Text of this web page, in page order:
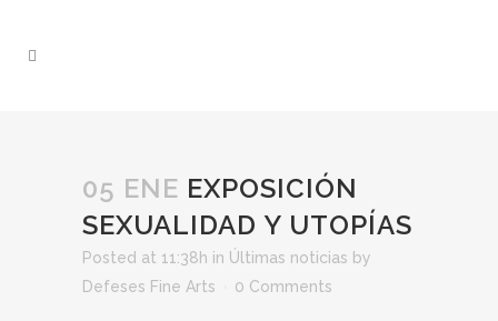
05 ENE EXPOSICIÓN
SEXUALIDAD Y UTOPÍAS
Posted at 11:38h in Últimas noticias by
Defeses Fine Arts
0 Comments